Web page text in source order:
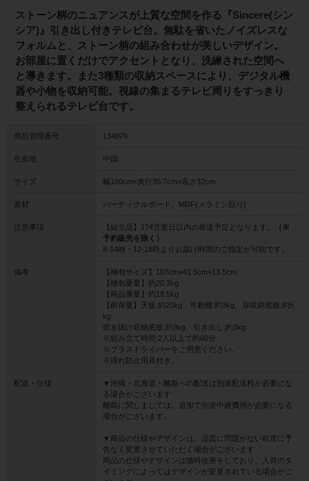
ストーン柄のニュアンスが上質な空間を作る『Sincere(シン
シア)』引き出し付きテレビ台。無駄を省いたノイズレスな
フォルムと、ストーン柄の組み合わせが美しいデザイン。
お部屋に置くだけでアクセントとなり、洗練された空間へ
と導きます。また3種類の収納スペースにより、デジタル機
器や小物を収納可能。視線の集まるテレビ周りをすっきり
整えられるテレビ台です。
商品管理番号 134079
生産地 中国
サイズ 幅100cm×奥行35.7cm×高さ32cm
素材 パーティクルボード、MDF(メラミン貼り)
注意事項 【組立品】1?4営業日以内の発送予定となります。
（※
予約販売を除く）
8-14時・12-18時よりお届け時間のご指定が可能です。
備考
【梱包サイズ】107cm×41.5cm×13.5cm
【梱包重量】約20.3kg
【商品重量】約18.5kg
【耐荷重】天板:約20kg、可動棚:約3kg、扉収納底板:約5
kg
吹き抜け収納底板:約3kg、引き出し:約3kg
※組み立て時間:2人以上で約60分
※プラスドライバーをご用意ください。
※揺れ防止用具付き。
配送・仕様
▼沖縄・北海道・離島への配送は別途配送料が必要にな
る場合がございます
離島に関しましては、追加で別途中継費用が必要になる
場合がございます。
▼商品の仕様やデザインは、品質に問題がない程度に予
告なく変更させていただく場合がございます
商品の仕様やデザインは随時改善をしており、入荷のタ
イミングによってはデザインが変更されている場合がご